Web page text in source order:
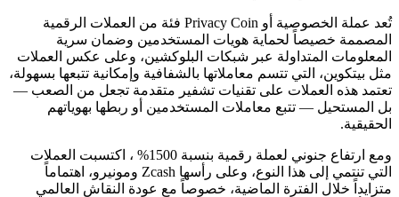
تُعد عملة الخصوصية أو Privacy Coin فئة من العملات الرقمية
المصممة خصيصاً لحماية هويات المستخدمين وضمان سرية
المعلومات المتداولة عبر شبكات البلوكشين، وعلى عكس العملات
مثل بيتكوين، التي تتسم معاملاتها بالشفافية وإمكانية تتبعها بسهولة،
تعتمد هذه العملات على تقنيات تشفير متقدمة تجعل من الصعب —
بل المستحيل — تتبع معاملات المستخدمين أو ربطها بهوياتهم
الحقيقية.
ومع ارتفاع جنوني لعملة رقمية بنسبة 1500% ، اكتسبت العملات
التي تنتمي إلى هذا النوع، وعلى رأسها Zcash ومونيرو، اهتماماً
متزايداً خلال الفترة الماضية، خصوصاً مع عودة النقاش العالمي